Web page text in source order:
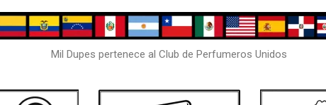
Mil Dupes pertenece al Club de Perfumeros Unidos